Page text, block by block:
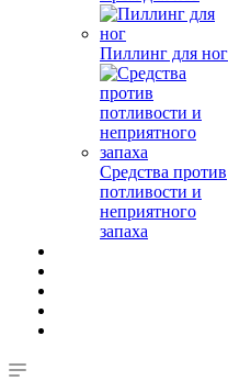
Пиллинг для ног
Средства против
потливости и
неприятного
запаха